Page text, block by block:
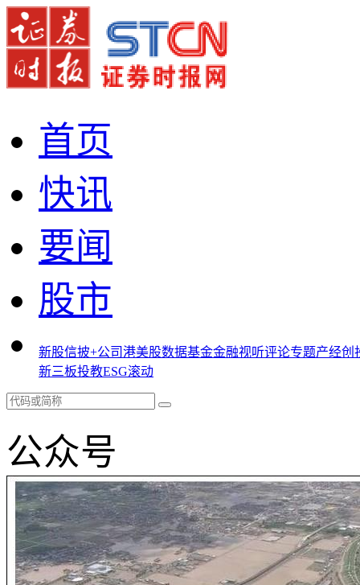
首页
快讯
要闻
股市
新股信披+公司港美股数据基金金融视听评论专题产经创
新三板投教ESG滚动
公众号